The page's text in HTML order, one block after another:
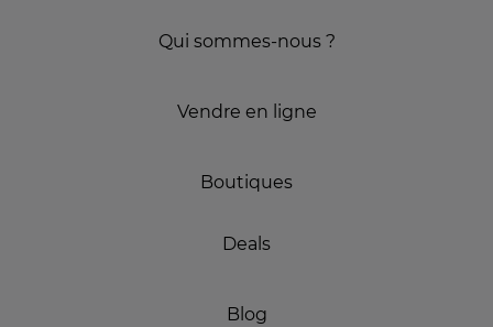
Qui sommes-nous ?
Vendre en ligne
Boutiques
Deals
Blog